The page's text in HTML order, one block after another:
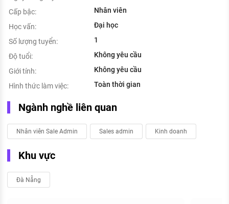
Cấp bậc:
Nhân viên
Học vấn:
Đại học
Số lượng tuyển:
1
Độ tuổi:
Không yêu cầu
Giới tính:
Không yêu cầu
Hình thức làm việc:
Toàn thời gian
Ngành nghề liên quan
Nhân viên Sale Admin Sales admin Kinh doanh
Khu vực
Đà Nẵng